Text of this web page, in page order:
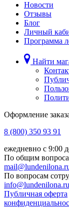
Новости
Отзывы
Блог
Личный
Программа
Найти
Оформление
8 (800) 350 93 91
ежедневно с 9:00
По общим
По вопросам
info@lundenilona.ru
Публичная оферта